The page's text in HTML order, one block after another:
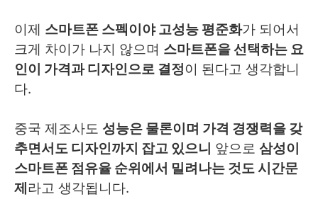
이제 스마트폰 스펙이야 고성능 평준화가 되어서
크게 차이가 나지 않으며 스마트폰을 선택하는 요
인이 가격과 디자인으로 결정이 된다고 생각합니
다.
중국 제조사도 성능은 물론이며 가격 경쟁력을 갖
추면서도 디자인까지 잡고 있으니 앞으로 삼성이
스마트폰 점유율 순위에서 밀려나는 것도 시간문
제 라고 생각됩니다.